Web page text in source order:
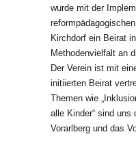
wurde mit der
Kirchdorf ein Beirat
Methodenvielfalt an
Der Verein ist mit
initiierten Beirat
Themen wie
alle Kinder“ sind uns
Vorarlberg und das